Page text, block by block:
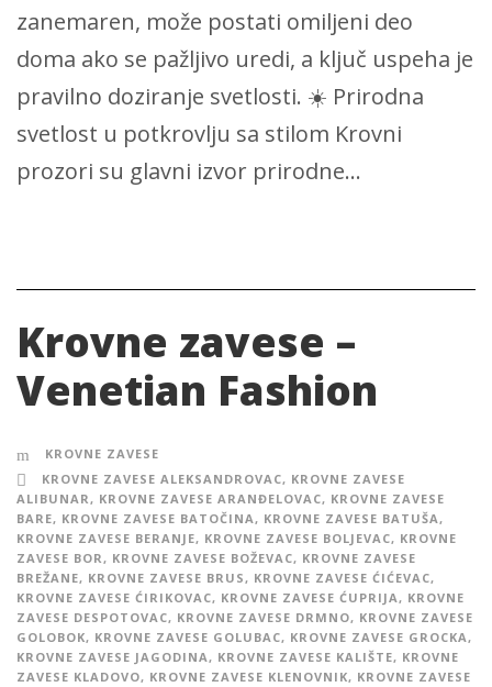
zanemaren, može postati omiljeni deo
doma ako se pažljivo uredi, a ključ uspeha je
pravilno doziranje svetlosti. ☀️ Prirodna
svetlost u potkrovlju sa stilom Krovni
prozori su glavni izvor prirodne...
Krovne zavese –
Venetian Fashion
KROVNE ZAVESE
KROVNE ZAVESE ALEKSANDROVAC, KROVNE ZAVESE
ALIBUNAR, KROVNE ZAVESE ARANĐELOVAC, KROVNE ZAVESE
BARE, KROVNE ZAVESE BATOČINA, KROVNE ZAVESE BATUŠA,
KROVNE ZAVESE BERANJE, KROVNE ZAVESE BOLJEVAC, KROVNE
ZAVESE BOR, KROVNE ZAVESE BOŽEVAC, KROVNE ZAVESE
BREŽANE, KROVNE ZAVESE BRUS, KROVNE ZAVESE ĆIĆEVAC,
KROVNE ZAVESE ĆIRIKOVAC, KROVNE ZAVESE ĆUPRIJA, KROVNE
ZAVESE DESPOTOVAC, KROVNE ZAVESE DRMNO, KROVNE ZAVESE
GOLOBOK, KROVNE ZAVESE GOLUBAC, KROVNE ZAVESE GROCKA,
KROVNE ZAVESE JAGODINA, KROVNE ZAVESE KALIŠTE, KROVNE
ZAVESE KLADOVO, KROVNE ZAVESE KLENOVNIK, KROVNE ZAVESE